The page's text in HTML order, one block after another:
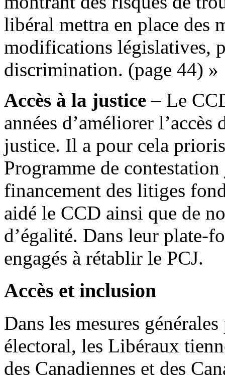
libéral mettra en place des
modifications législatives,
discrimination. (page 44) »
Accès à la justice– Le
années d’améliorer l’accès
justice. Il a pour cela
Programme de
financement des litiges
aidé le CCD ainsi que de
d’égalité. Dans leur plate-
engagés à rétablir le PCJ.
Accès et inclusion
Dans les mesures
électoral, les Libéraux
des Canadiennes et des